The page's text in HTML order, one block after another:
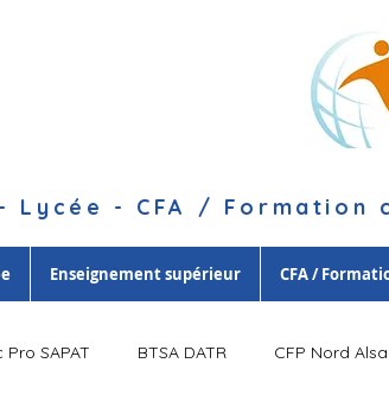
Lycée - CFA / Formation
Enseignement supérieur CFA /
Pro SAPAT BTSA DATR CFP Nord